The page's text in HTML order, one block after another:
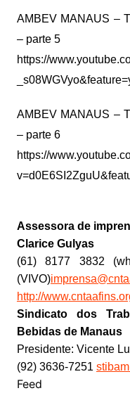
AMBEV MANAUS –
– parte 5
https://
AMBEV MANAUS –
– parte 6
https://
Assessora de
Clarice Gulyas
(61) 8177 3832
(VIVO)
http://
Sindicato dos
Bebidas de Manaus
Presidente: Vicente
(92) 3636-7251
Feed